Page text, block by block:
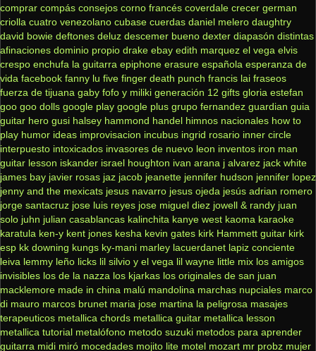
comprar compás consejos corno francés coverdale crecer german
criolla cuatro venezolano cubase cuerdas daniel melero daughtry
david bowie deftones deluz descemer bueno dexter diapasón distintas
afinaciones dominio propio drake ebay edith marquez el vega elvis
crespo enchufa la guitarra epiphone erasure española esperanza de
vida facebook fanny lu five finger death punch francis lai fraseos
fuerza de tijuana gaby fofo y miliki generación 12 gifts gloria estefan
goo goo dolls google play google plus grupo fernandez guardian guia
guitar hero gusi halsey hammond handel himnos nacionales how to
play humor ideas improvisacion incubus ingrid rosario inner circle
interpuesto intoxicados invasores de nuevo leon inventos iron man
guitar lesson iskander israel houghton ivan arana j alvarez jack white
james bay javier rosas jaz jacob jeanette jennifer hudson jennifer lopez
jenny and the mexicats jesus navarro jesus ojeda jesús adrian romero
jorge santacruz jose luis reyes jose miguel diez jowell & randy juan
solo juhn julian casablancas kalinchita kanye west kaoma karaoke
karatula ken-y kent jones kesha kevin gates kirk Hammett guitar kirk
esp kk downing kungs ky-mani marley lacuerdanet lapiz conciente
leiva lemmy leño licks lil silvio y el vega lil wayne little mix los amigos
invisibles los de la nazza los kjarkas los originales de san juan
macklemore made in china malú mandolina marchas nupciales marco
di mauro marcos brunet maria jose martina la peligrosa masajes
terapeuticos metallica chords metallica guitar metallica lesson
metallica tutorial metalófono metodo suzuki metodos para aprender
guitarra midi miró mocedades mojito lite motel mozart mr probz mujer